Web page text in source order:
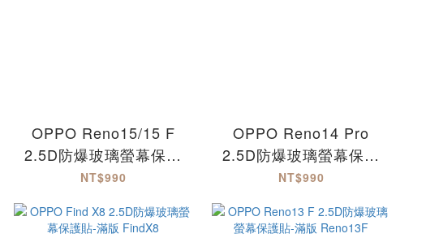
OPPO Reno15/15 F
2.5D防爆玻璃螢幕保護
貼-滿版 Reno15
NT$990
OPPO Reno14 Pro
2.5D防爆玻璃螢幕保護
貼-滿版 Reno14Pro
NT$990